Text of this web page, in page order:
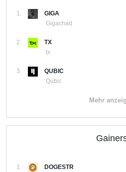
1.
GIGA
Gigachad
2.
TX
tx
3.
QUBIC
Qubic
Mehr
1.
DOGESTR